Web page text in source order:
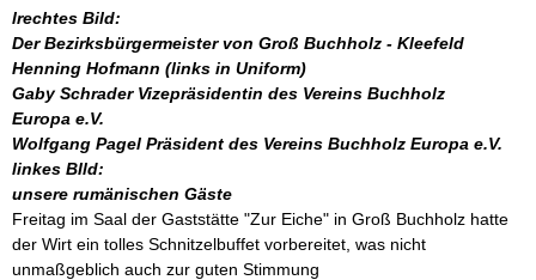
lrechtes Bild:
Der Bezirksbürgermeister von Groß Buchholz - Kleefeld
Henning Hofmann (links in Uniform)
Gaby Schrader Vizepräsidentin des Vereins Buchholz
Europa e.V.
Wolfgang Pagel Präsident des Vereins Buchholz Europa e.V.
linkes BIld:
unsere rumänischen Gäste
Freitag im Saal der Gaststätte "Zur Eiche" in Groß Buchholz hatte
der Wirt ein tolles Schnitzelbuffet vorbereitet, was nicht
unmaßgeblich auch zur guten Stimmung